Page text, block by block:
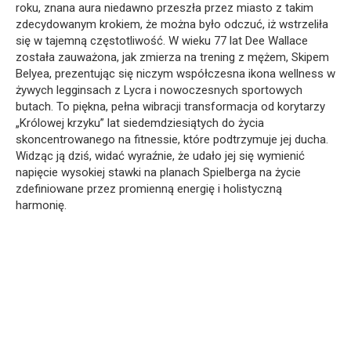
roku, znana aura niedawno przeszła przez miasto z takim
zdecydowanym krokiem, że można było odczuć, iż wstrzeliła
się w tajemną częstotliwość. W wieku 77 lat Dee Wallace
została zauważona, jak zmierza na trening z mężem, Skipem
Belyea, prezentując się niczym współczesna ikona wellness w
żywych legginsach z Lycra i nowoczesnych sportowych
butach. To piękna, pełna wibracji transformacja od korytarzy
„Królowej krzyku” lat siedemdziesiątych do życia
skoncentrowanego na fitnessie, które podtrzymuje jej ducha.
Widząc ją dziś, widać wyraźnie, że udało jej się wymienić
napięcie wysokiej stawki na planach Spielberga na życie
zdefiniowane przez promienną energię i holistyczną
harmonię.